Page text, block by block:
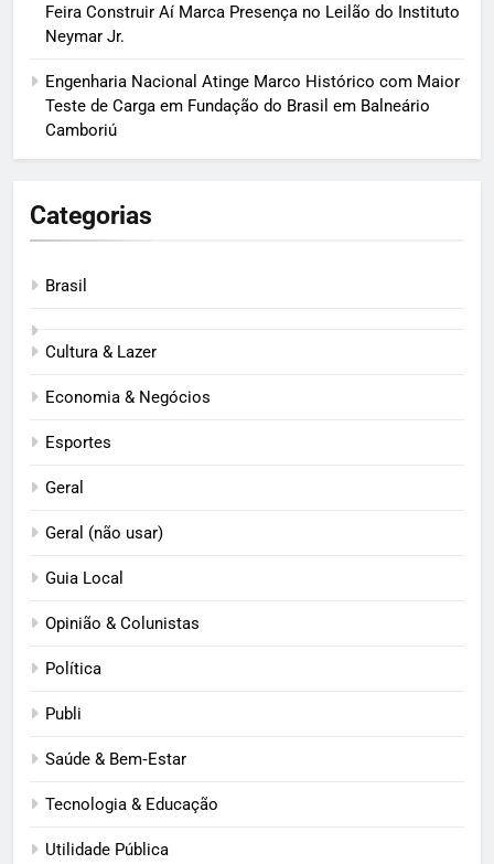
Feira Construir Aí Marca Presença no Leilão do Instituto
Neymar Jr.
Engenharia Nacional Atinge Marco Histórico com Maior
Teste de Carga em Fundação do Brasil em Balneário
Camboriú
Categorias
Brasil
Cultura & Lazer
Economia & Negócios
Esportes
Geral
Geral (não usar)
Guia Local
Opinião & Colunistas
Política
Publi
Saúde & Bem‑Estar
Tecnologia & Educação
Utilidade Pública